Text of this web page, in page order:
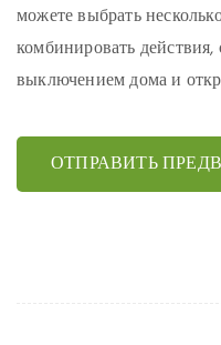
можете выбрать
комбинировать
выключением дома и
ОТПРАВИТЬ